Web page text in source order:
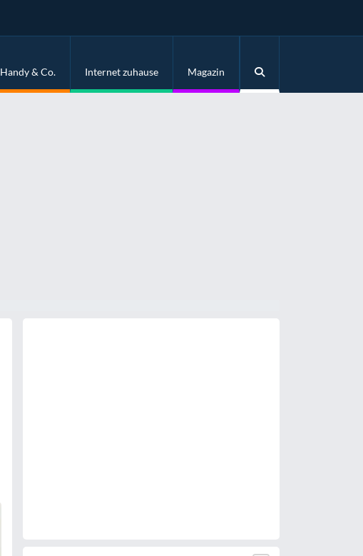
Handy & Co. Internet zuhause Magazin